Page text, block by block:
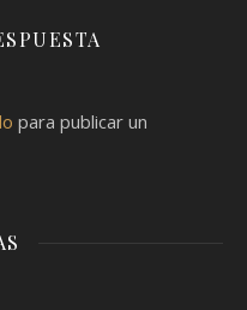
para publicar un